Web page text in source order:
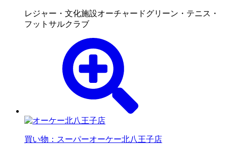
レジャー・文化施設オーチャードグリーン・テニス・
フットサルクラブ
買い物：スーパーオーケー北八王子店